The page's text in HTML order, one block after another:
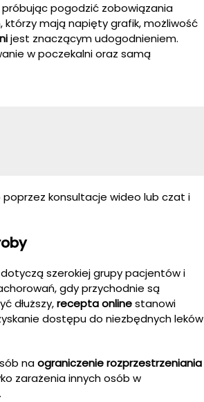
próbując pogodzić zobowiązania
którzy mają napięty grafik, możliwość
jest znaczącym udogodnieniem.
w poczekalni oraz samą
konsultacje wideo lub czat i
szerokiej grupy pacjentów i
gdy przychodnie są
dłuższy,recepta onlinestanowi
dostępu do niezbędnych leków
naograniczenie rozprzestrzeniania
zarażenia innych osób w